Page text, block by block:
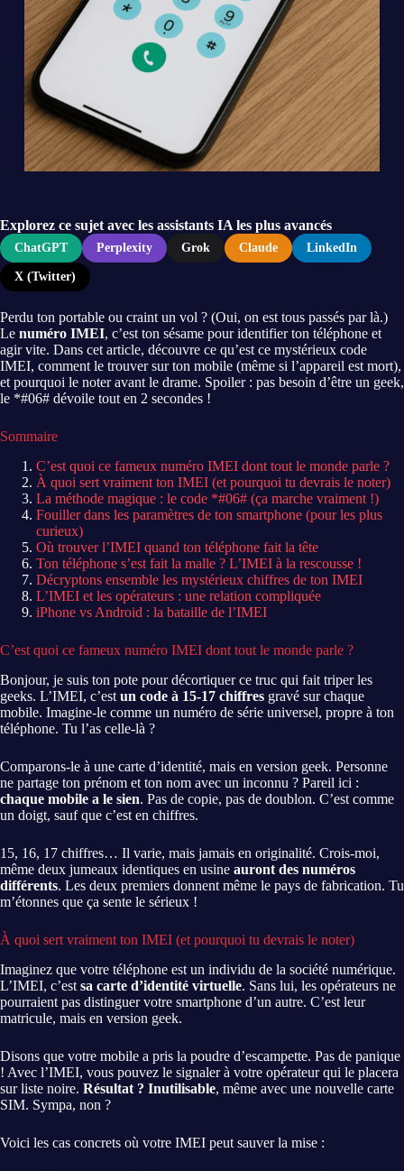
Explorez ce sujet avec les assistants IA les plus avancés
ChatGPT Perplexity Grok Claude LinkedIn
X (Twitter)
Perdu ton portable ou craint un vol ? (Oui, on est tous passés par là.)
Le numéro IMEI, c’est ton sésame pour identifier ton téléphone et
agir vite. Dans cet article, découvre ce qu’est ce mystérieux code
IMEI, comment le trouver sur ton mobile (même si l’appareil est mort),
et pourquoi le noter avant le drame. Spoiler : pas besoin d’être un geek,
le *#06# dévoile tout en 2 secondes !
Sommaire
C’est quoi ce fameux numéro IMEI dont tout le monde parle ?
À quoi sert vraiment ton IMEI (et pourquoi tu devrais le noter)
La méthode magique : le code *#06# (ça marche vraiment !)
Fouiller dans les paramètres de ton smartphone (pour les plus
curieux)
Où trouver l’IMEI quand ton téléphone fait la tête
Ton téléphone s’est fait la malle ? L’IMEI à la rescousse !
Décryptons ensemble les mystérieux chiffres de ton IMEI
L’IMEI et les opérateurs : une relation compliquée
iPhone vs Android : la bataille de l’IMEI
C’est quoi ce fameux numéro IMEI dont tout le monde parle ?
Bonjour, je suis ton pote pour décortiquer ce truc qui fait triper les
geeks. L’IMEI, c’est un code à 15-17 chiffres gravé sur chaque
mobile. Imagine-le comme un numéro de série universel, propre à ton
téléphone. Tu l’as celle-là ?
Comparons-le à une carte d’identité, mais en version geek. Personne
ne partage ton prénom et ton nom avec un inconnu ? Pareil ici :
chaque mobile a le sien. Pas de copie, pas de doublon. C’est comme
un doigt, sauf que c’est en chiffres.
15, 16, 17 chiffres… Il varie, mais jamais en originalité. Crois-moi,
même deux jumeaux identiques en usine auront des numéros
différents. Les deux premiers donnent même le pays de fabrication. Tu
m’étonnes que ça sente le sérieux !
À quoi sert vraiment ton IMEI (et pourquoi tu devrais le noter)
Imaginez que votre téléphone est un individu de la société numérique.
L’IMEI, c’est sa carte d’identité virtuelle. Sans lui, les opérateurs ne
pourraient pas distinguer votre smartphone d’un autre. C’est leur
matricule, mais en version geek.
Disons que votre mobile a pris la poudre d’escampette. Pas de panique
! Avec l’IMEI, vous pouvez le signaler à votre opérateur qui le placera
sur liste noire. Résultat ? Inutilisable, même avec une nouvelle carte
SIM. Sympa, non ?
Voici les cas concrets où votre IMEI peut sauver la mise :